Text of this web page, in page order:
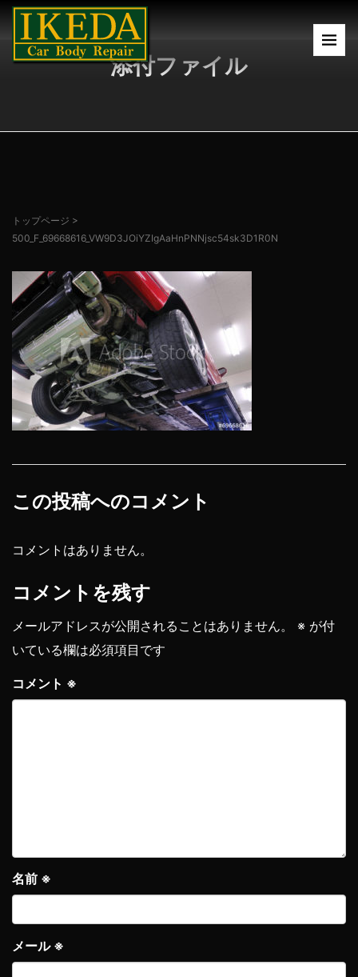
添付ファイル
トップページ >
500_F_69668616_VW9D3JOiYZIgAaHnPNNjsc54sk3D1R0N
この投稿へのコメント
コメントはありません。
コメントを残す
メールアドレスが公開されることはありません。 ※ が付
いている欄は必須項目です
コメント ※
名前 ※
メール ※